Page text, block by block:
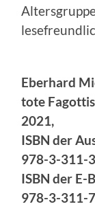
Eberhard
tote
2021,
ISBN der
978-3-311-
ISBN der E-
978-3-311-